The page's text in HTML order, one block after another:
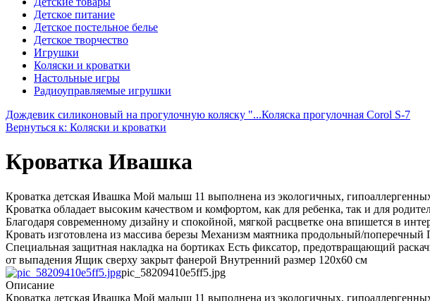
Детское питание
Детское постельное белье
Детское творчество
Игрушки
Коляски и кроватки
Настольные игры
Радиоуправляемые игрушки
Дождевик силиконовый на прогулочную коляску "...Коляска прогулочная Corol S-7
Вернуться к: Коляски и кроватки
Кроватка Ивашка
Кроватка детская Ивашка Мой малыш 11 выполнена из экологичных,
Кроватка обладает высоким качеством и комфортом, как для ребенка, так и для
Благодаря современному дизайну и спокойной, мягкой расцветке она впишется в
Кровать изготовлена из массива березы Механизм маятника продольный/
Специальная защитная накладка на бортиках Есть фиксатор, предотвращающий
от выпадения Ящик сверху закрыт фанерой Внутренний размер 120х60 см
pic_58209410e5ff5.jpg
Описание
Кроватка детская Ивашка Мой малыш 11 выполнена из экологичных,